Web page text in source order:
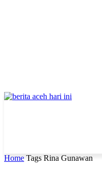
Home Tags Rina Gunawan